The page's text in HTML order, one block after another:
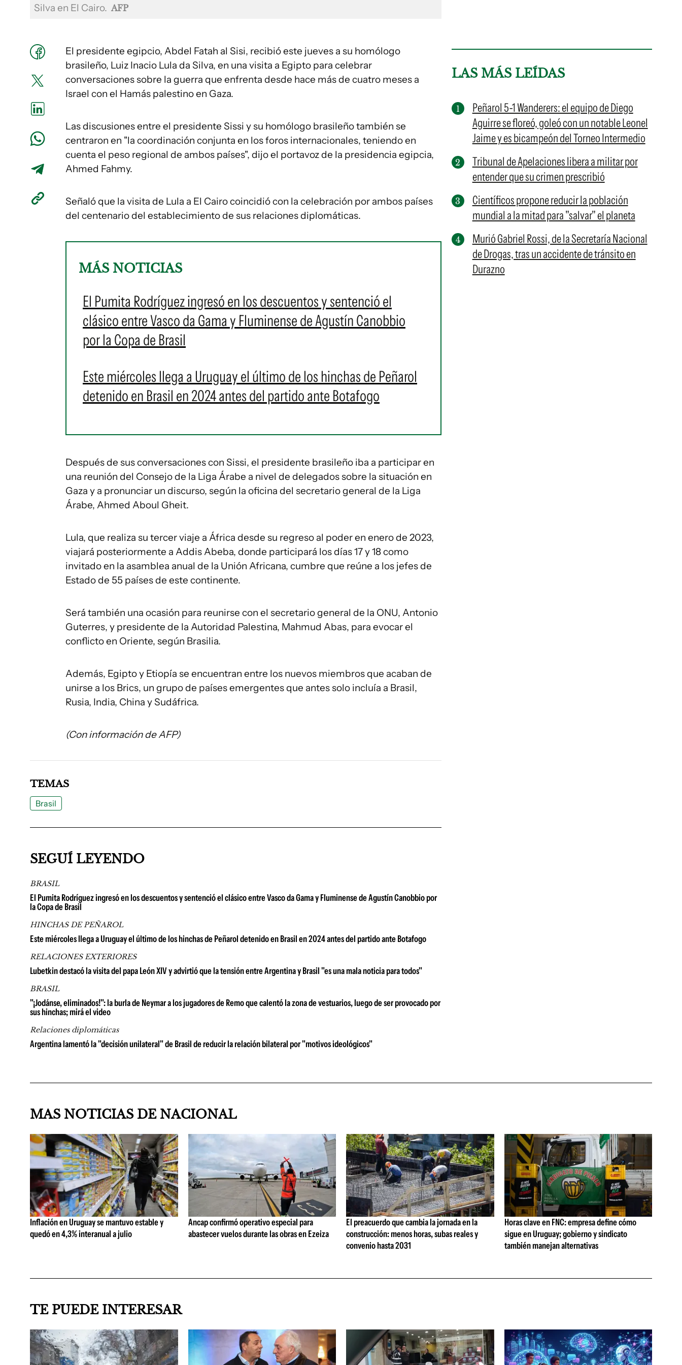
Silva en El Cairo. AFP
El presidente egipcio, Abdel Fatah al Sisi, recibió este jueves a su homólogo
brasileño, Luiz Inacio Lula da Silva, en una visita a Egipto para celebrar
conversaciones sobre la guerra que enfrenta desde hace más de cuatro meses a
Israel con el Hamás palestino en Gaza.
Las discusiones entre el presidente Sissi y su homólogo brasileño también se
centraron en "la coordinación conjunta en los foros internacionales, teniendo en
cuenta el peso regional de ambos países", dijo el portavoz de la presidencia egipcia,
Ahmed Fahmy.
Señaló que la visita de Lula a El Cairo coincidió con la celebración por ambos países
del centenario del establecimiento de sus relaciones diplomáticas.
MÁS NOTICIAS
El Pumita Rodríguez ingresó en los descuentos y sentenció el
clásico entre Vasco da Gama y Fluminense de Agustín Canobbio
por la Copa de Brasil
Este miércoles llega a Uruguay el último de los hinchas de Peñarol
detenido en Brasil en 2024 antes del partido ante Botafogo
Después de sus conversaciones con Sissi, el presidente brasileño iba a participar en
una reunión del Consejo de la Liga Árabe a nivel de delegados sobre la situación en
Gaza y a pronunciar un discurso, según la oficina del secretario general de la Liga
Árabe, Ahmed Aboul Gheit.
Lula, que realiza su tercer viaje a África desde su regreso al poder en enero de 2023,
viajará posteriormente a Addis Abeba, donde participará los días 17 y 18 como
invitado en la asamblea anual de la Unión Africana, cumbre que reúne a los jefes de
Estado de 55 países de este continente.
Será también una ocasión para reunirse con el secretario general de la ONU, Antonio
Guterres, y presidente de la Autoridad Palestina, Mahmud Abas, para evocar el
conflicto en Oriente, según Brasilia.
Además, Egipto y Etiopía se encuentran entre los nuevos miembros que acaban de
unirse a los Brics, un grupo de países emergentes que antes solo incluía a Brasil,
Rusia, India, China y Sudáfrica.
(Con información de AFP)
LAS MÁS LEÍDAS
Peñarol 5-1 Wanderers: el equipo de Diego
Aguirre se floreó, goleó con un notable Leonel
Jaime y es bicampeón del Torneo Intermedio
Tribunal de Apelaciones libera a militar por
entender que su crimen prescribió
Científicos propone reducir la población
mundial a la mitad para "salvar" el planeta
Murió Gabriel Rossi, de la Secretaría Nacional
de Drogas, tras un accidente de tránsito en
Durazno
TEMAS
Brasil
SEGUÍ LEYENDO
BRASIL
El Pumita Rodríguez ingresó en los descuentos y sentenció el clásico entre Vasco da Gama y Fluminense de Agustín Canobbio por
la Copa de Brasil
HINCHAS DE PEÑAROL
Este miércoles llega a Uruguay el último de los hinchas de Peñarol detenido en Brasil en 2024 antes del partido ante Botafogo
RELACIONES EXTERIORES
Lubetkin destacó la visita del papa León XIV y advirtió que la tensión entre Argentina y Brasil "es una mala noticia para todos"
BRASIL
"¡Jodánse, eliminados!": la burla de Neymar a los jugadores de Remo que calentó la zona de vestuarios, luego de ser provocado por
sus hinchas; mirá el video
Relaciones diplomáticas
Argentina lamentó la "decisión unilateral" de Brasil de reducir la relación bilateral por "motivos ideológicos"
MAS NOTICIAS DE NACIONAL
Inflación en Uruguay se mantuvo estable y
quedó en 4,3% interanual a julio
Ancap confirmó operativo especial para
abastecer vuelos durante las obras en Ezeiza
El preacuerdo que cambia la jornada en la
construcción: menos horas, subas reales y
convenio hasta 2031
Horas clave en FNC: empresa define cómo
sigue en Uruguay; gobierno y sindicato
también manejan alternativas
TE PUEDE INTERESAR